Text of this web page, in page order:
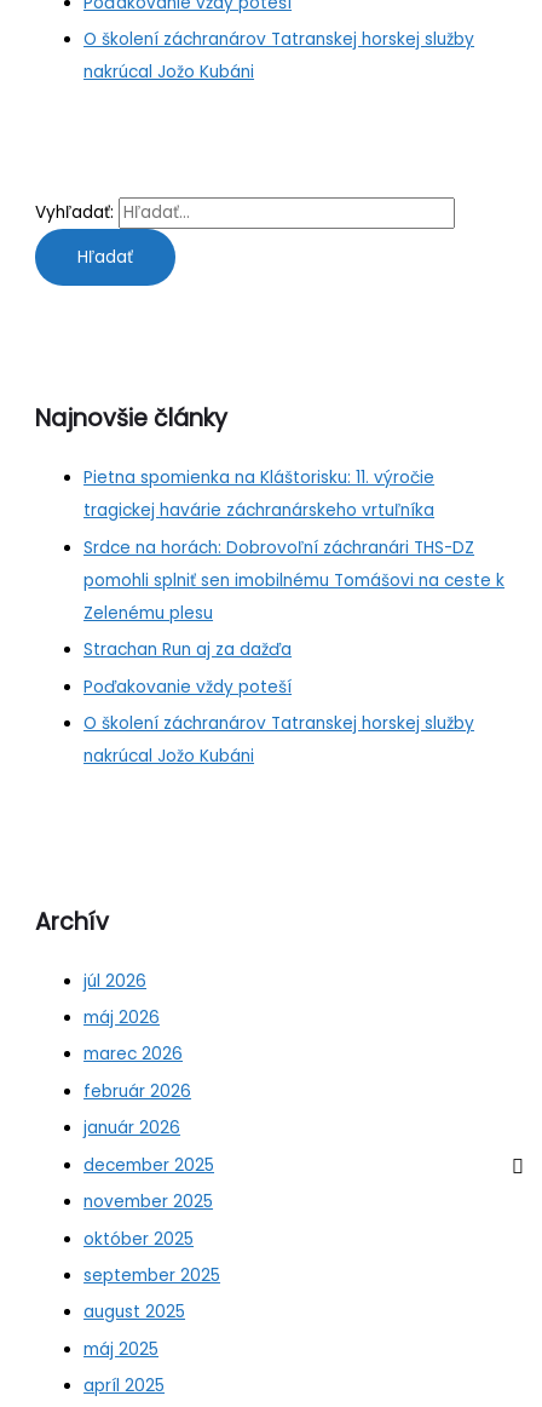
O školení záchranárov Tatranskej horskej služby
nakrúcal Jožo Kubáni
Vyhľadať:
Najnovšie články
Pietna spomienka na Kláštorisku: 11. výročie
tragickej havárie záchranárskeho vrtuľníka
Srdce na horách: Dobrovoľní záchranári THS-DZ
pomohli splniť sen imobilnému Tomášovi na ceste k
Zelenému plesu
Strachan Run aj za dažďa
Poďakovanie vždy poteší
O školení záchranárov Tatranskej horskej služby
nakrúcal Jožo Kubáni
Archív
júl 2026
máj 2026
marec 2026
február 2026
január 2026
december 2025
november 2025
október 2025
september 2025
august 2025
máj 2025
apríl 2025